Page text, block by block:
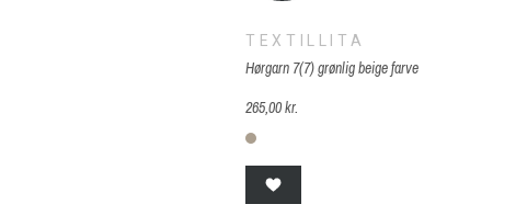
TEXTILLITA
Hørgarn 7(7) grønlig beige farve
265,00 kr.
7(7) grønlig beige